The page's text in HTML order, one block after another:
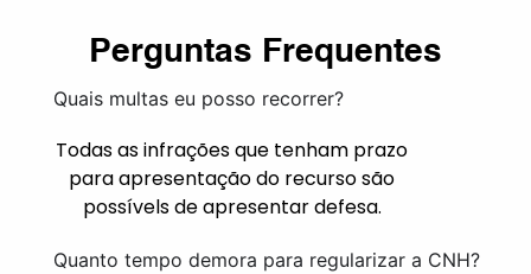
Perguntas Frequentes
Quais multas eu posso recorrer?
Todas as infrações que tenham prazo
para apresentação do recurso são
possívels de apresentar defesa.
Quanto tempo demora para regularizar a CNH?